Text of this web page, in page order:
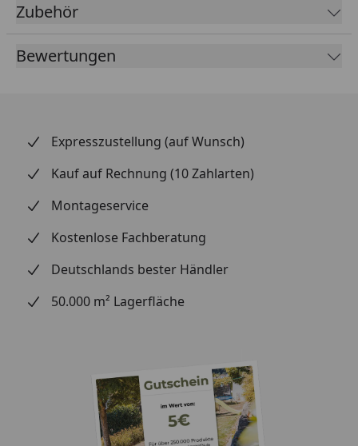
verschiedener Sortimente, Hersteller, Preisklassen
und Qualitäten ausgiebig.
Praxisnahe Tests:
Simulieren Sie den Alltag – wie
Sie ruhig mal einen Hammer fallen oder stellen Sie
dann hin. Beobachten Sie, ob sich der Stuhl in den
Schuhen, scharfe Kratzer – testen Sie, wie robust
Wand – vertikal und horizontal, um die
Esstisch oder Bett? Welche Terrassendiele passt zu
Ihren Gartenmöbeln und Pflanzkästen?
Einfache Reinigung: Prüfen Sie, wie leicht sich das
Muster reinigen lässt und ob Speisereste oder
Zubehör
Bewertungen
Expresszustellung (auf Wunsch)
Kauf auf Rechnung (10 Zahlarten)
Montageservice
Kostenlose Fachberatung
Deutschlands bester Händler
50.000 m² Lagerfläche